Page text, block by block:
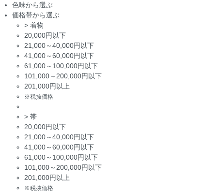
色味から選ぶ
価格帯から選ぶ
> 着物
20,000円以下
21,000～40,000円以下
41,000～60,000円以下
61,000～100,000円以下
101,000～200,000円以下
201,000円以上
※税抜価格
> 帯
20,000円以下
21,000～40,000円以下
41,000～60,000円以下
61,000～100,000円以下
101,000～200,000円以下
201,000円以上
※税抜価格